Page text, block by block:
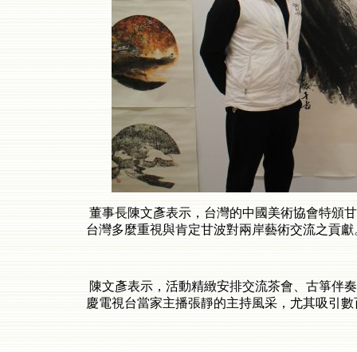
董事長陳文彥表示，台灣的中國美術協會特頒
台灣多麼重視與肯定甘波對兩岸藝術交流之貢獻
陳文彥表示，活動精緻安排交流茶會、古箏伴
慶電視台當家主播張靜的主持風采，尤其吸引